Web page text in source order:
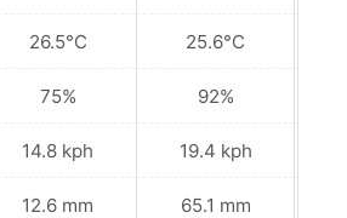
26.5°C
75%
14.8 kph
12.6 mm
25.6°C
92%
19.4 kph
65.1 mm